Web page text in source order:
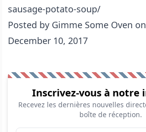
sausage-potato-soup/
Posted by Gimme Some Oven
December 10, 2017
Inscrivez-vous à notre
Recevez les dernières nouvelles
boîte de réception.